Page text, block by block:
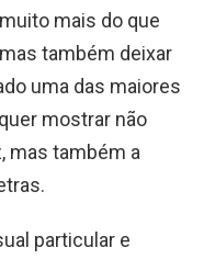
mais do que
também deixar
uma das maiores
mostrar não
mas também a
particular e